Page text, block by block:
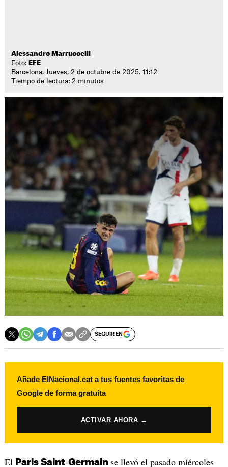
Alessandro Marruccelli
Foto: EFE
Barcelona. Jueves, 2 de octubre de 2025. 11:12
Tiempo de lectura: 2 minutos
SEGUIR EN
Añade ElNacional.cat a tus fuentes favoritas de
Google de forma gratuita
ACTIVAR AHORA →
El Paris Saint-Germain se llevó el pasado miércoles